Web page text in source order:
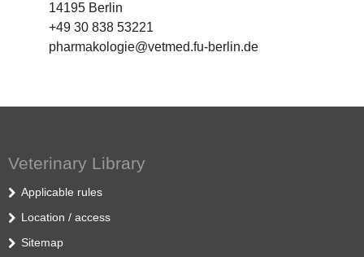
14195 Berlin
+49 30 838 53221
pharmakologie@vetmed.fu-berlin.de
Veterinary Library
Applicable rules
Location / access
Sitemap